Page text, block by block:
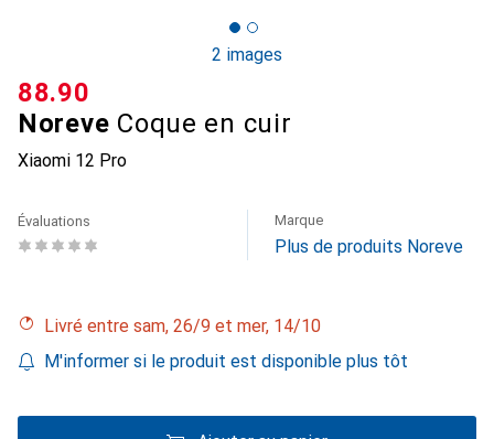
2 images
Noreve Coque en cuir
Xiaomi 12 Pro
CHF
88.90
Évaluations Marque
Plus de produits Noreve
Livré entre sam, 26/9 et mer, 14/10
M'informer si le produit est disponible plus tôt